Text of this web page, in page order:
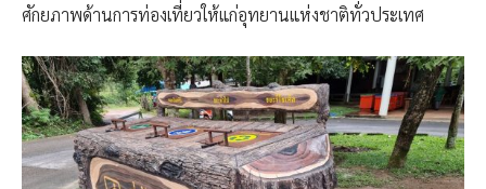
ศักยภาพด้านการท่องเที่ยวให้แก่อุทยานแห่งชาติทั่วประเทศ